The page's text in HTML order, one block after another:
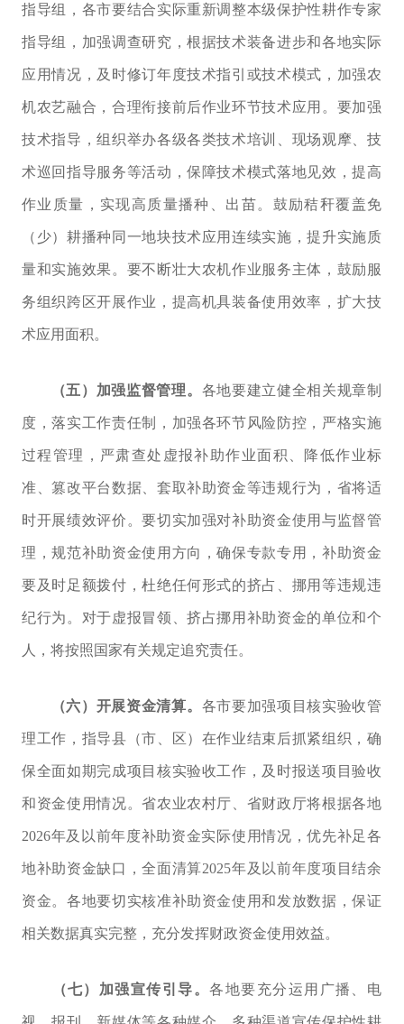
指导组，各市要结合实际重新调整本级保护性耕作专家
指导组， 加强调查研究，根据技术装备进步和各地实际
应用情况，及时修订年度技术指引或技术模式， 加强农
机农艺融合，合理衔接前后作业环节技术应用。 要加强
技术指导，组织举办各级各类技术培训、现场观摩、技
术巡回指导服务等活动，保障技术模式落地见效，提高
作业质量，实现高质量播种、出苗。鼓励秸秆覆盖免
（少）耕播种 同一地块技术应用连续实施，提升实施质
量和实施效果。要不断壮大农机作业服务主体，鼓励服
务组织跨区开展作业，提高机具装备使用效率，扩大技
术应用面积。
（五）加强监督管理。 各地要建立健全相关规章制
度，落实工作责任制，加强各环节风险防控，严格实施
过程管理，严肃查处虚报补助作业面积、降低作业标
准、篡改平台数据、套取补助资金等违规行为，省将适
时开展绩效评价。要切实加强对补助资金使用与监督管
理，规范补助资金使用方向，确保专款专用，补助资金
要及时足额拨付，杜绝任何形式的挤占、挪用等违规违
纪行为。对于虚报冒领、挤占挪用补助资金的单位和个
人，将按照国家有关规定追究责任。
（六）开展资金清算。 各市要加强项目核实验收管
理工作，指导县（市、区）在作业结束后抓紧组织，确
保全面如期完成项目核实验收工作，及时报送项目验收
和资金使用情况。省农业农村厅、省财政厅将根据各地
2026年及以前年度补助资金实际使用情况，优先补足各
地补助资金缺口，全面清算2025年及以前年度项目结余
资金。各地要切实核准补助资金使用和发放数据，保证
相关数据真实完整，充分发挥财政资金使用效益。
（七）加强宣传引导。各地要充分运用广播、电